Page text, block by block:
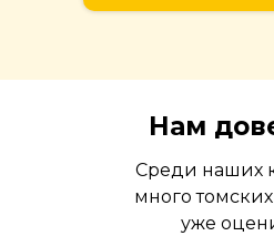
Нам
Среди наших
много
уже